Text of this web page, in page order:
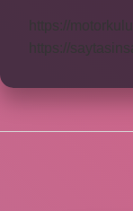
https://
https://